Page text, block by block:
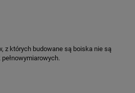
z których budowane są boiska nie są